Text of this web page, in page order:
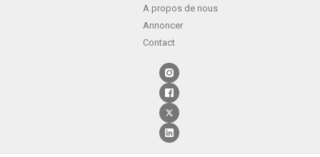
A propos de nous
Annoncer
Contact